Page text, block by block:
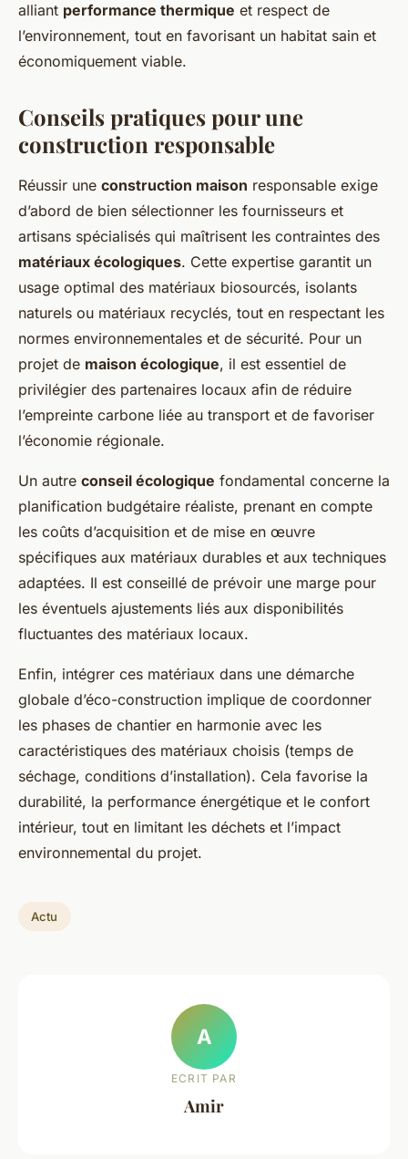
alliant performance thermique et respect de
l’environnement, tout en favorisant un habitat sain et
économiquement viable.
Conseils pratiques pour une
construction responsable
Réussir une construction maison responsable exige
d’abord de bien sélectionner les fournisseurs et
artisans spécialisés qui maîtrisent les contraintes des
matériaux écologiques. Cette expertise garantit un
usage optimal des matériaux biosourcés, isolants
naturels ou matériaux recyclés, tout en respectant les
normes environnementales et de sécurité. Pour un
projet de maison écologique, il est essentiel de
privilégier des partenaires locaux afin de réduire
l’empreinte carbone liée au transport et de favoriser
l’économie régionale.
Un autre conseil écologique fondamental concerne la
planification budgétaire réaliste, prenant en compte
les coûts d’acquisition et de mise en œuvre
spécifiques aux matériaux durables et aux techniques
adaptées. Il est conseillé de prévoir une marge pour
les éventuels ajustements liés aux disponibilités
fluctuantes des matériaux locaux.
Enfin, intégrer ces matériaux dans une démarche
globale d’éco-construction implique de coordonner
les phases de chantier en harmonie avec les
caractéristiques des matériaux choisis (temps de
séchage, conditions d’installation). Cela favorise la
durabilité, la performance énergétique et le confort
intérieur, tout en limitant les déchets et l’impact
environnemental du projet.
Actu
A
ECRIT PAR
Amir